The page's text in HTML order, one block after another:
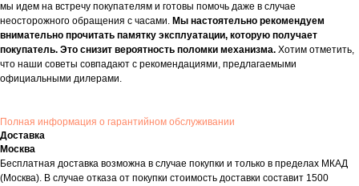
мы идем на встречу покупателям и готовы помочь даже в случае
неосторожного обращения с часами. Мы настоятельно рекомендуем
внимательно прочитать памятку эксплуатации, которую получает
покупатель. Это снизит вероятность поломки механизма. Хотим отметить,
что наши советы совпадают с рекомендациями, предлагаемыми
официальными дилерами.
Полная информация о гарантийном обслуживании
Доставка
Москва
Бесплатная доставка возможна в случае покупки и только в пределах МКАД
(Москва). В случае отказа от покупки стоимость доставки составит 1500